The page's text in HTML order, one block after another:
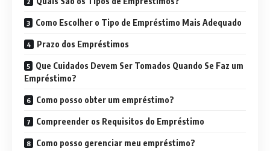
Como Escolher o Tipo de Empréstimo Mais Adequado
Prazo dos Empréstimos
Que Cuidados Devem Ser Tomados Quando Se Faz um
Empréstimo?
Como posso obter um empréstimo?
Compreender os Requisitos do Empréstimo
Como posso gerenciar meu empréstimo?